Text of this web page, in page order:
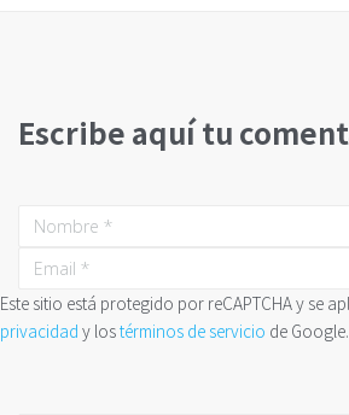
Escribe aquí tu
Este sitio está protegido por reCAPTCHA y se
privacidad y lostérminos de servicio de Google.